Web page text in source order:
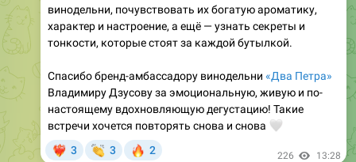
винодельни, почувствовать их богатую ароматику,
характер и настроение, а ещё — узнать секреты и
тонкости, которые стоят за каждой бутылкой.
Спасибо бренд-амбассадору винодельни «Два Петра»
Владимиру Дзусову за эмоциональную, живую и по-
настоящему вдохновляющую дегустацию! Такие
встречи хочется повторять снова и снова
🤍
3 3
🔥
2 226 13:28